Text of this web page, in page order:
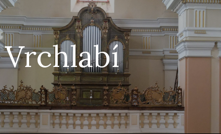
projektu
Nahrávky
Kontakt
Vrchlabí